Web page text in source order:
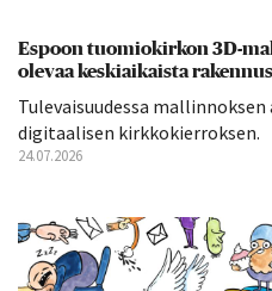
Espoon tuomiokirkon 3D-
olevaa keskiaikaista
Tulevaisuudessa
digitaalisen kirkkokierroksen.
24.07.2026